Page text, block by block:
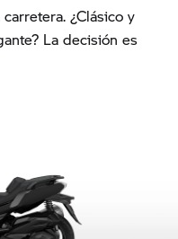
¿Clásico y
La decisión es